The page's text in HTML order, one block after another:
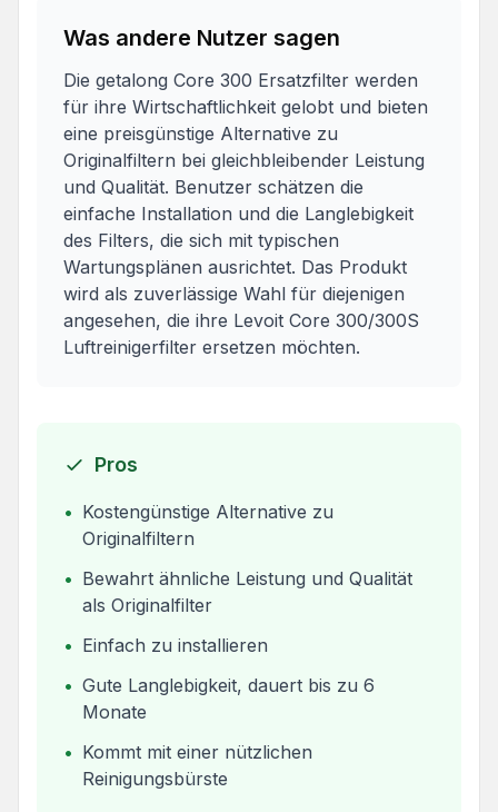
Was andere Nutzer sagen
Die getalong Core 300 Ersatzfilter werden
für ihre Wirtschaftlichkeit gelobt und bieten
eine preisgünstige Alternative zu
Originalfiltern bei gleichbleibender Leistung
und Qualität. Benutzer schätzen die
einfache Installation und die Langlebigkeit
des Filters, die sich mit typischen
Wartungsplänen ausrichtet. Das Produkt
wird als zuverlässige Wahl für diejenigen
angesehen, die ihre Levoit Core 300/300S
Luftreinigerfilter ersetzen möchten.
Pros
• Kostengünstige Alternative zu
Originalfiltern
• Bewahrt ähnliche Leistung und Qualität
als Originalfilter
• Einfach zu installieren
• Gute Langlebigkeit, dauert bis zu 6
Monate
• Kommt mit einer nützlichen
Reinigungsbürste